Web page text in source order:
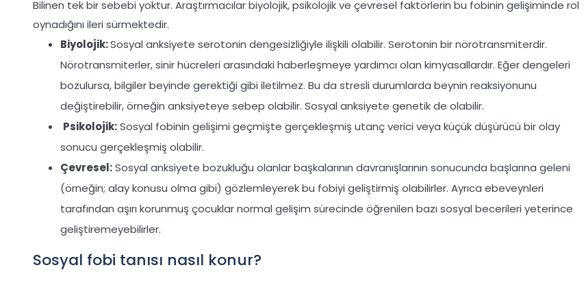
Bilinen tek bir sebebi yoktur. Araştırmacılar biyolojik, psikolojik ve çevresel faktörlerin bu fobinin gelişiminde rol
oynadığını ileri sürmektedir.
Biyolojik:Sosyal anksiyete serotonin dengesizliğiyle ilişkili olabilir. Serotonin bir nörotransmiterdir.
Nörotransmiterler, sinir hücreleri arasındaki haberleşmeye yardımcı olan kimyasallardır. Eğer dengeleri
bozulursa, bilgiler beyinde gerektiği gibi iletilmez. Bu da stresli durumlarda beynin reaksiyonunu
değiştirebilir, örneğin anksiyeteye sebep olabilir. Sosyal anksiyete genetik de olabilir.
Psikolojik:Sosyal fobinin gelişimi geçmişte gerçekleşmiş utanç verici veya küçük düşürücü bir olay
sonucu gerçekleşmiş olabilir.
Çevresel:Sosyal anksiyete bozukluğu olanlar başkalarının davranışlarının sonucunda başlarına geleni
(örneğin; alay konusu olma gibi) gözlemleyerek bu fobiyi geliştirmiş olabilirler. Ayrıca ebeveynleri
tarafından aşırı korunmuş çocuklar normal gelişim sürecinde öğrenilen bazı sosyal becerileri yeterince
geliştiremeyebilirler.
Sosyal fobi tanısı nasıl konur?